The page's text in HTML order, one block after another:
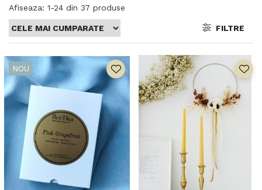
Afiseaza: 1-24 din 37 produse
FILTRE
NOU